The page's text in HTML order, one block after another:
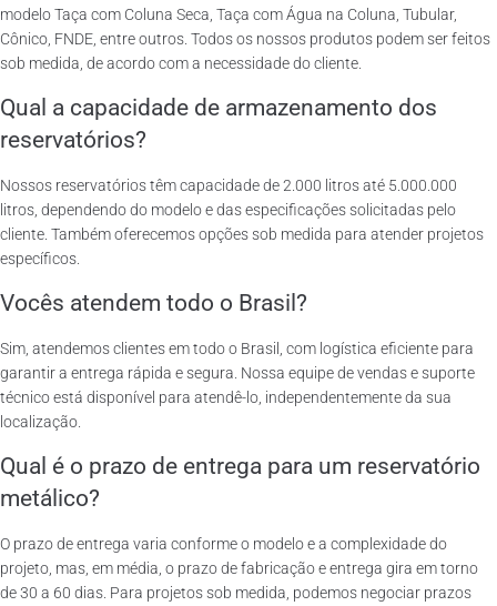
modelo Taça com Coluna Seca, Taça com Água na Coluna, Tubular,
Cônico, FNDE, entre outros. Todos os nossos produtos podem ser feitos
sob medida, de acordo com a necessidade do cliente.
Qual a capacidade de armazenamento dos
reservatórios?
Nossos reservatórios têm capacidade de 2.000 litros até 5.000.000
litros, dependendo do modelo e das especificações solicitadas pelo
cliente. Também oferecemos opções sob medida para atender projetos
específicos.
Vocês atendem todo o Brasil?
Sim, atendemos clientes em todo o Brasil, com logística eficiente para
garantir a entrega rápida e segura. Nossa equipe de vendas e suporte
técnico está disponível para atendê-lo, independentemente da sua
localização.
Qual é o prazo de entrega para um reservatório
metálico?
O prazo de entrega varia conforme o modelo e a complexidade do
projeto, mas, em média, o prazo de fabricação e entrega gira em torno
de 30 a 60 dias. Para projetos sob medida, podemos negociar prazos